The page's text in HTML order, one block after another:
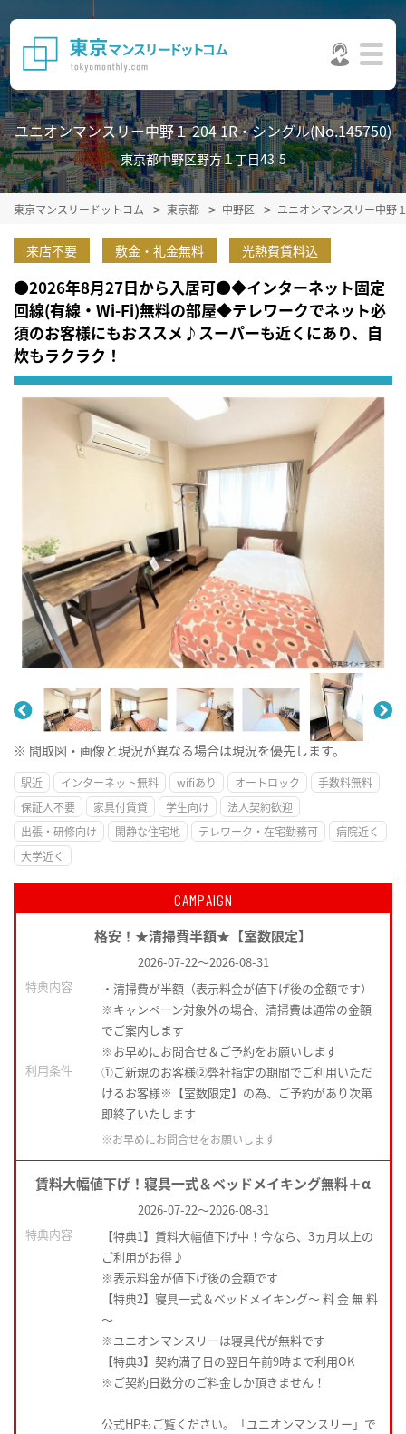
ユニオンマンスリー中野１ 204 1R・シングル(No.145750)
東京都中野区野方１丁目43-5
東京マンスリードットコム 東京都 中野区 ユニオンマンスリー中野
来店不要 敷金・礼金無料 光熱費賃料込
●2026年8月27日から入居可●◆インターネット固定
回線(有線・Wi-Fi)無料の部屋◆テレワークでネット必
須のお客様にもおススメ♪スーパーも近くにあり、自
炊もラクラク！
※ 間取図・画像と現況が異なる場合は現況を優先します。
駅近 インターネット無料 wifiあり オートロック
手数料無料
保証人不要
家具付賃貸 学生向け
法人契約歓迎
出張・研修向け
閑静な住宅地 テレワーク・在宅勤務可
病院近く
大学近く
CAMPAIGN
格安！★清掃費半額★【室数限定】
2026-07-22～2026-08-31
特典内容
・清掃費が半額（表示料金が値下げ後の金額です）
※キャンペーン対象外の場合、清掃費は通常の金額
でご案内します
※お早めにお問合せ＆ご予約をお願いします
利用条件
①ご新規のお客様②弊社指定の期間でご利用いただ
けるお客様※【室数限定】の為、ご予約があり次第
即終了いたします
※お早めにお問合せをお願いします
賃料大幅値下げ！寝具一式＆ベッドメイキング無料＋α
2026-07-22～2026-08-31
特典内容
【特典1】賃料大幅値下げ中！今なら、3ヵ月以上の
ご利用がお得♪
※表示料金が値下げ後の金額です
【特典2】寝具一式＆ベッドメイキング〜 料 金 無 料
〜
※ユニオンマンスリーは寝具代が無料です
【特典3】契約満了日の翌日午前9時まで利用OK
※ご契約日数分のご料金しか頂きません！
公式HPもご覧ください。「ユニオンマンスリー」で